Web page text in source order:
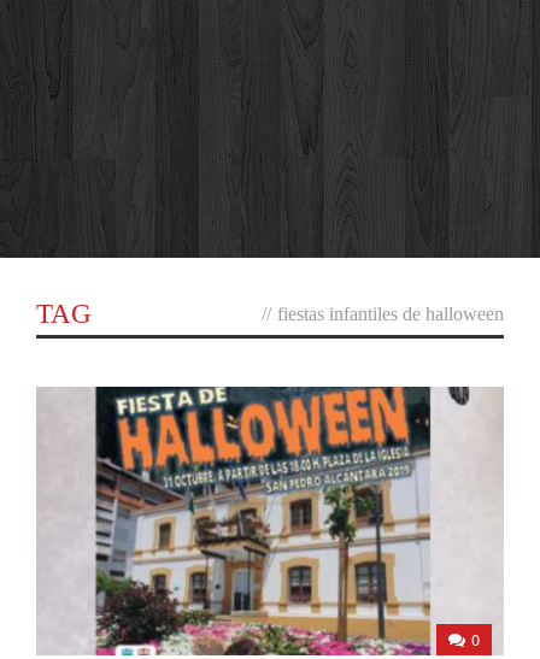
TAG // fiestas infantiles de halloween
0